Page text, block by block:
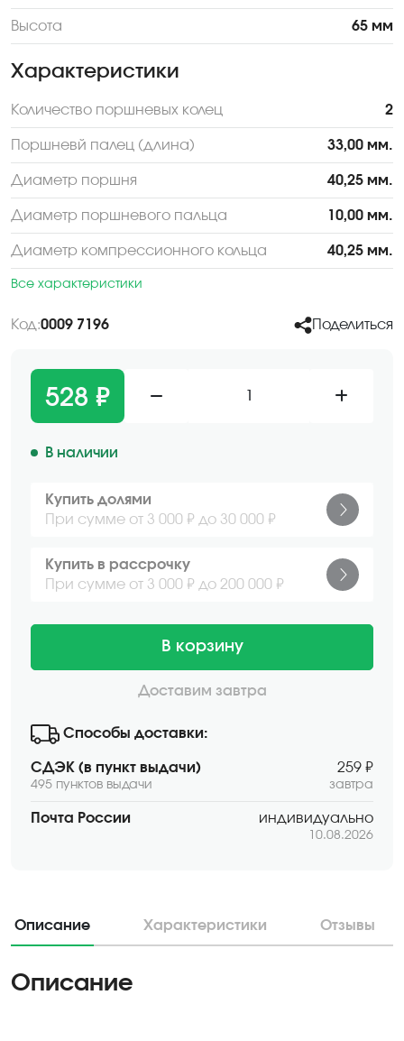
Высота 65 мм
Характеристики
Количество поршневых колец 2
Поршневй палец (длина) 33,00 мм.
Диаметр поршня 40,25 мм.
Диаметр поршневого пальца 10,00 мм.
Диаметр компрессионного кольца 40,25 мм.
Все характеристики
Код:0009 7196 Поделиться
528 ₽
В наличии
Купить долями
При сумме от 3 000 ₽ до 30 000 ₽
Купить в рассрочку
При сумме от 3 000 ₽ до 200 000 ₽
В корзину
Доставим завтра
Способы доставки:
СДЭК (в пункт выдачи)
495 пунктов выдачи
259 ₽
завтра
Почта России индивидуально
10.08.2026
Описание Характеристики Отзывы
Описание